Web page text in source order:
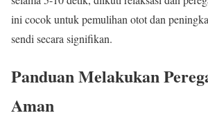
ini cocok untuk pemulihan otot dan
sendi secara signifikan.
Panduan Melakukan
Aman